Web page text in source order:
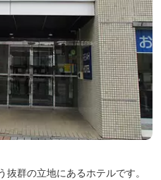
群の立地にあるホテルです。